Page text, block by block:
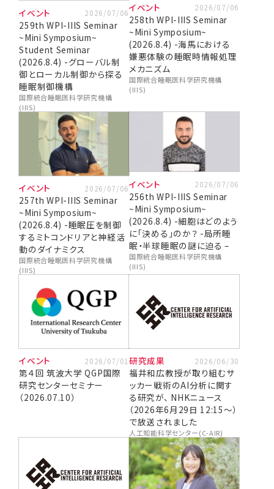
イベント 2026/07/06
259th WPI-IIIS Seminar
~Mini Symposium~
Student Seminar
(2026.8.4) -グローバル制
御とローカル制御から探る
睡眠制御機構
国際統合睡眠医科学研究機構
(IIIS)
イベント 2026/07/06
258th WPI-IIIS Seminar
~Mini Symposium~
(2026.8.4) -海馬における
嫌悪体験の睡眠時情報処理
メカニズム
国際統合睡眠医科学研究機構
(IIIS)
イベント 2026/07/06
257th WPI-IIIS Seminar
~Mini Symposium~
(2026.8.4) -睡眠圧を制御
するミトコンドリアと神経活
動のダイナミクス
国際統合睡眠医科学研究機構
(IIIS)
イベント 2026/07/06
256th WPI-IIIS Seminar
~Mini Symposium~
(2026.8.4) -細胞はどのよう
に「決める」のか？ -局所睡
眠・半球睡眠の謎に迫る –
国際統合睡眠医科学研究機構
(IIIS)
イベント 2026/07/01
第４回 筑波大学 QGP国際
研究センターセミナー
（2026.07.10）
研究成果 2026/06/30
福井和広教授が取り組むサ
ッカー戦術のAI分析に関す
る研究が、 NHKニュース
（2026年6月29日 12:15〜）
で放送されました
人工知能科学センター(C-AIR)